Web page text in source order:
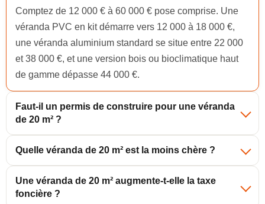
Comptez de 12 000 € à 60 000 € pose comprise. Une
véranda PVC en kit démarre vers 12 000 à 18 000 €,
une véranda aluminium standard se situe entre 22 000
et 38 000 €, et une version bois ou bioclimatique haut
de gamme dépasse 44 000 €.
Faut-il un permis de construire pour une véranda
de 20 m² ?
Quelle véranda de 20 m² est la moins chère ?
Une véranda de 20 m² augmente-t-elle la taxe
foncière ?